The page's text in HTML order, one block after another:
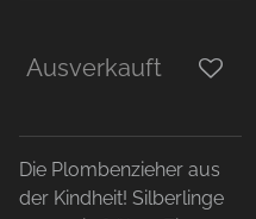
Ausverkauft
Die Plombenzieher aus
der Kindheit! Silberlinge